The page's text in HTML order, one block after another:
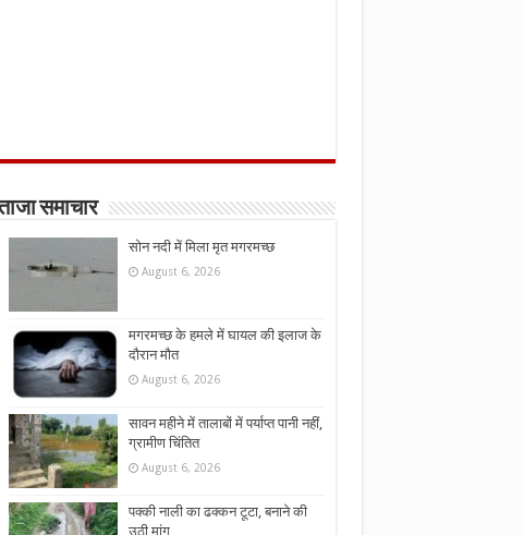
समाचार
सोन नदी में मिला मृत मगरमच्छ
August 6, 2026
मगरमच्छ के हमले में घायल की इलाज के
दौरान मौत
August 6, 2026
सावन महीने में तालाबों में पर्याप्त पानी नहीं,
ग्रामीण चिंतित
August 6, 2026
पक्की नाली का ढक्कन टूटा, बनाने की
उठी मांग